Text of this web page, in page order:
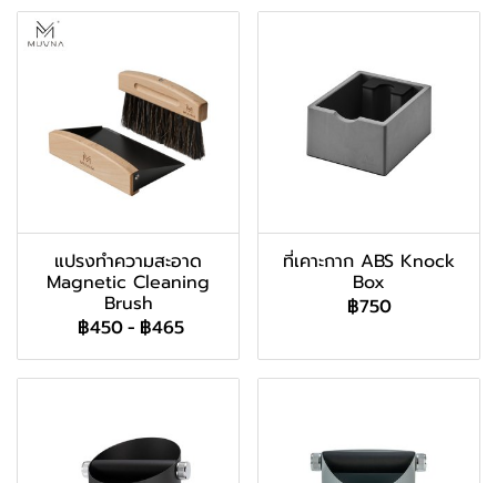
แปรงทำความสะอาด
Magnetic Cleaning
Brush
฿450- ฿465
ที่เคาะกาก ABS Knock
Box
฿750